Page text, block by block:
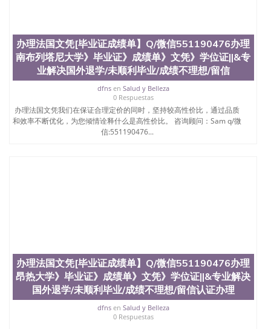
University）圣何塞州立大学（San Jose State
University）圣何塞州立大学（San Jose State
University）圣何塞州立大学（San Jose State
University）圣何塞州立大学学位证（San Jose State
University）圣何塞州立大学学位证（San Jose State
University）圣何塞州立大学学位证（San Jose State
University）圣何塞州立大学（San Jose State
University）圣何塞州立大学（San Jose State
University）圣何塞州立大学（San Jose State
University）圣何塞州立大学（San Jose State
Jose State University）圣何塞州立大学学历证书
（San Jose State University）澳洲读书未毕业找人做
文凭学位qq微信551190476澳洲读CQU中央昆士兰大
学学历 绩单购买学位证书/澳洲读本科硕士做文凭/购
买澳洲大学毕业证成绩单假文凭学历
offieUniversityofSouthernQueensland 澳洲读书未毕
业找人做文凭学位qq微信551190476澳洲读CQU中央
办理法国文凭[毕业证成绩单】Q/微信551190476办理
南布列塔尼大学》毕业证》成绩单》文凭》学位证||&专
业解决国外退学/未顺利毕业/成绩不理想/留信
dfnsen Salud y Belleza
0 Respuestas
办理法国文凭我们在保证合理定价的同时，坚持较高性价比，通过品质
和效率不断优化，为您倾情诠释什么是高性价比。 咨询顾问：Sam q/微
信:551190476...
办理法国文凭[毕业证成绩单】Q/微信551190476办理
昂热大学》毕业证》成绩单》文凭》学位证||&专业解决
国外退学/未顺利毕业/成绩不理想/留信认证办理
dfnsen Salud y Belleza
0 Respuestas